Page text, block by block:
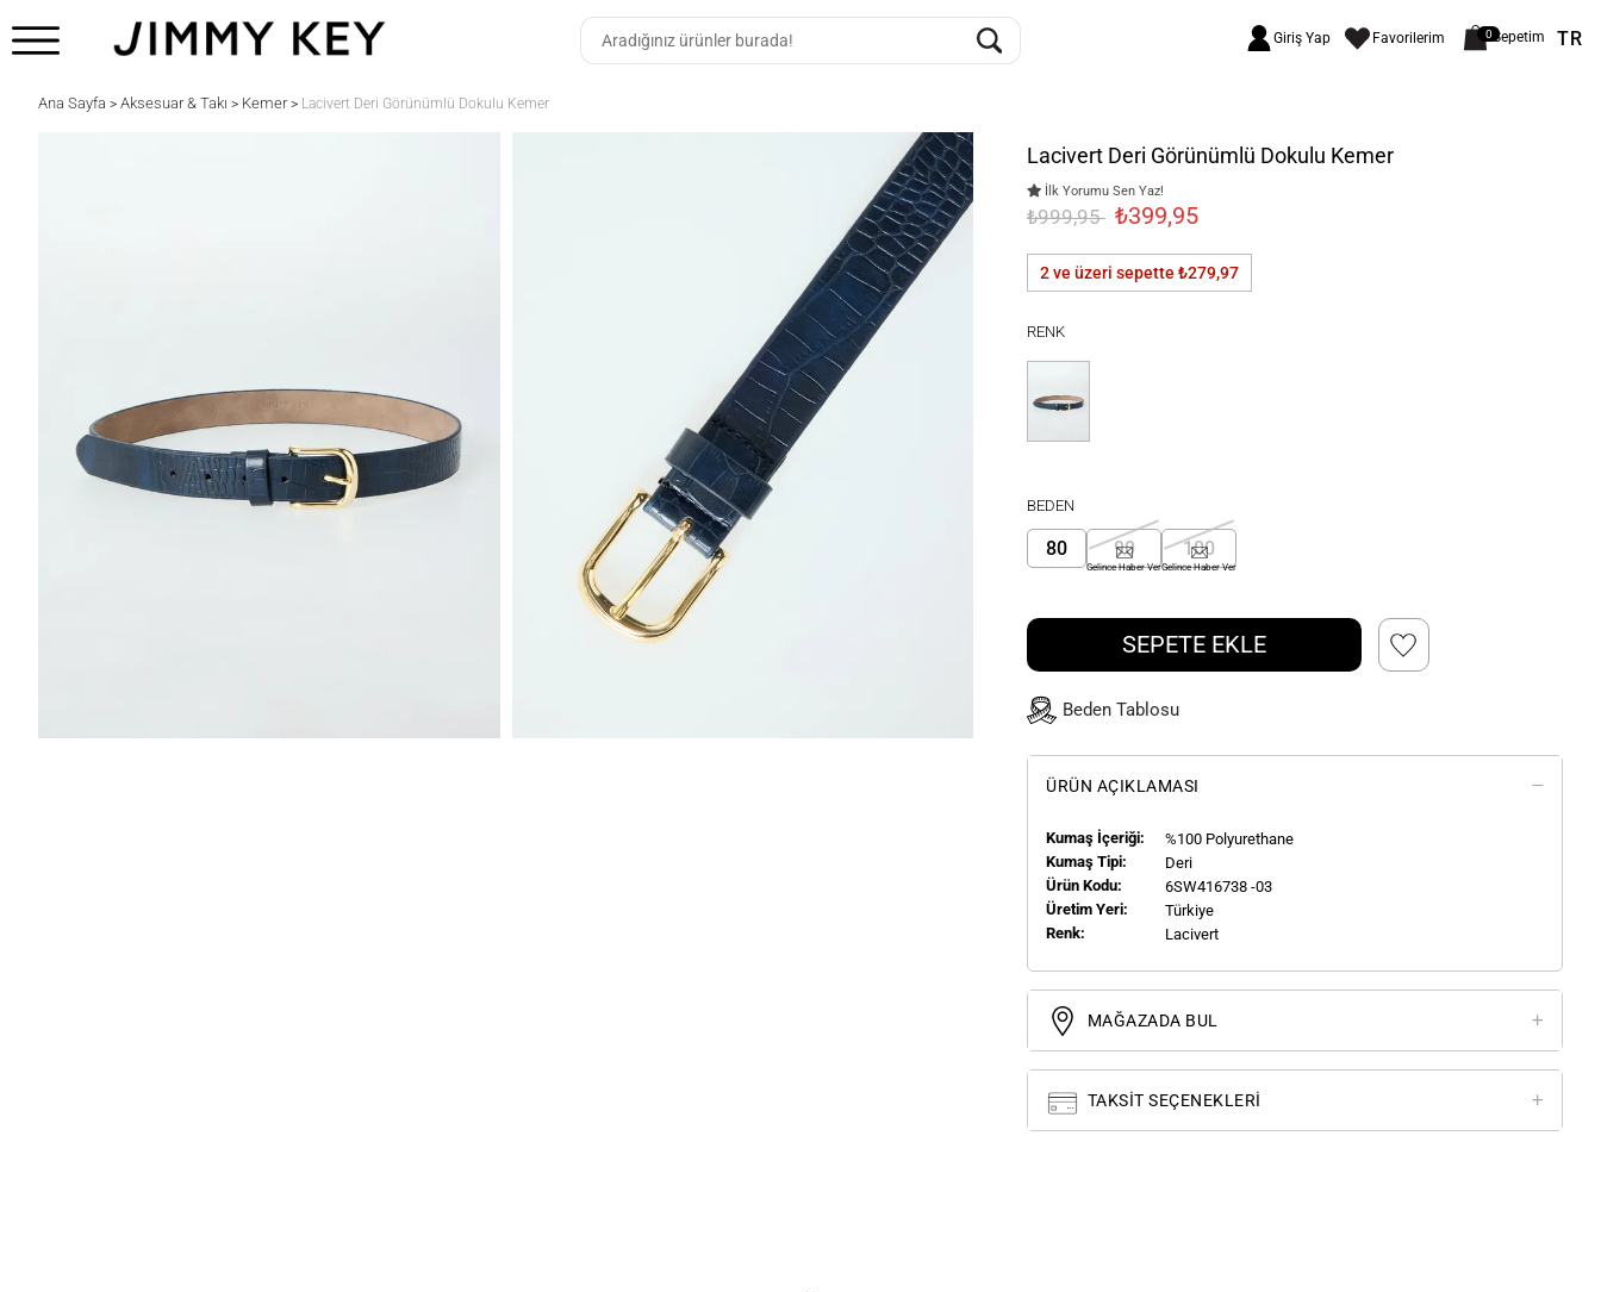
Giriş Yap Favorilerim 0Sepetim TR
Ana Sayfa > Aksesuar & Takı > Kemer> Lacivert Deri Görünümlü Dokulu Kemer
Lacivert Deri Görünümlü Dokulu Kemer
İlk Yorumu Sen Yaz!
₺999,95 ₺399,95
2 ve üzeri sepette ₺279,97
RENK
BEDEN
80 90
Gelince Haber Ver
100
Gelince Haber Ver
SEPETE EKLE
Beden Tablosu
ÜRÜN AÇIKLAMASI
Kumaş İçeriği:
%100 Polyurethane
Kumaş Tipi:
Deri
Ürün Kodu:
6SW416738 -03
Üretim Yeri:
Türkiye
Renk:
Lacivert
MAĞAZADA BUL
TAKSIT SEÇENEKLERI